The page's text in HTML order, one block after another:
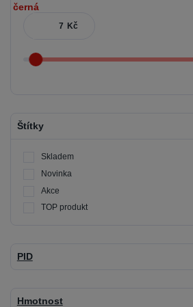
Kč
Štítky
Skladem
Novinka
Akce
TOP produkt
PID
Hmotnost